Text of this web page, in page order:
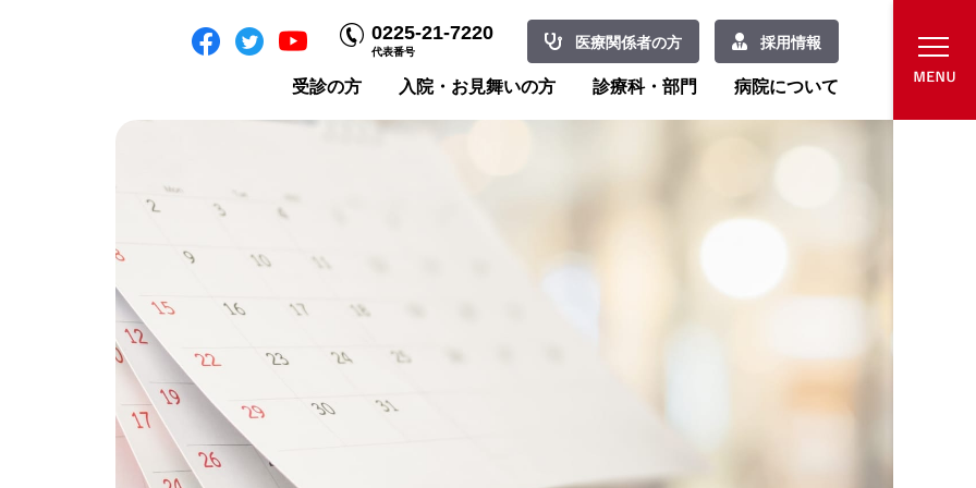
0225-21-7220
代表番号
医療関係者の方 採用情報
受診の方 入院・お見舞いの方 診療科・部門 病院について